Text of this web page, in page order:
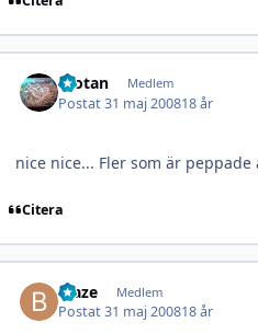
Wotan Medlem
Postat31 maj 200818 år
nice nice... Fler som är peppade
Citera
blaze Medlem
Postat31 maj 200818 år